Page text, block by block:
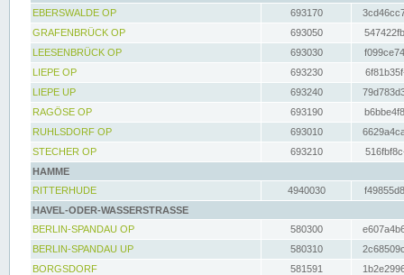
EBERSWALDE OP
693170
GRAFENBRÜCK OP
693050
LEESENBRÜCK OP
693030
LIEPE OP
693230
LIEPE UP
693240
RAGÖSE OP
693190
RUHLSDORF OP
693010
STECHER OP
693210
HAMME
RITTERHUDE
4940030
HAVEL-ODER-WASSERSTRASSE
BERLIN-SPANDAU OP
580300
BERLIN-SPANDAU UP
580310
BORGSDORF
581591